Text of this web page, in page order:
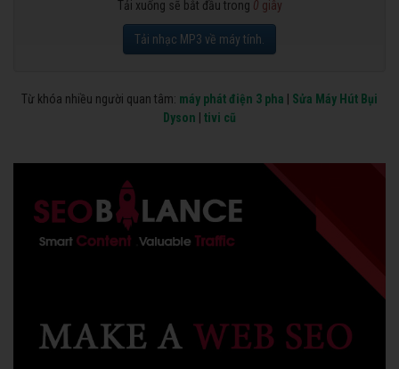
Tải xuống sẽ bắt đầu trong 0 giây
Tải nhạc MP3 về máy tính.
Từ khóa nhiều người quan tâm: máy phát điện 3 pha
Sửa Máy Hút Bụi
Dyson
tivi cũ